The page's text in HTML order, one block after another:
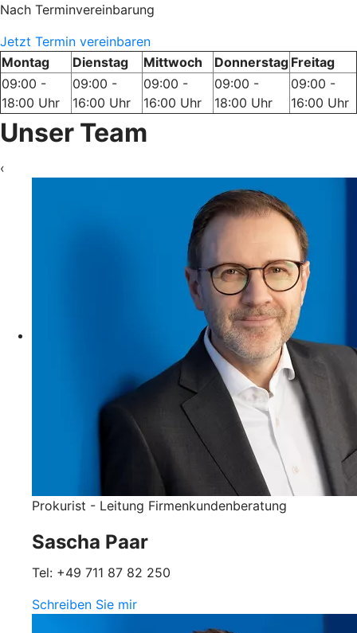
Nach Terminvereinbarung
Jetzt Termin vereinbaren
Montag
Dienstag Mittwoch Donnerstag Freitag
09:00 -
18:00 Uhr
09:00 -
16:00 Uhr
09:00 -
16:00 Uhr
09:00 -
18:00 Uhr
09:00 -
16:00 Uhr
Unser Team
‹
Prokurist - Leitung Firmenkundenberatung
Sascha Paar
Tel: +49 711 87 82 250
Schreiben Sie mir